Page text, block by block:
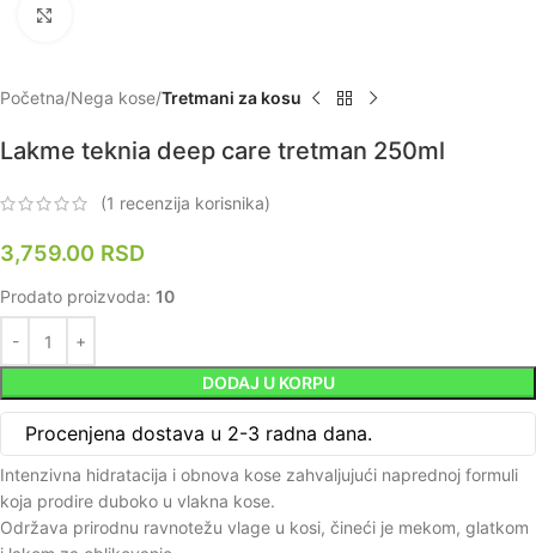
Početna Nega kose Tretmani za kosu
Lakme teknia deep care tretman 250ml
(1 recenzija korisnika)
3,759.00 RSD
Prodato proizvoda: 10
DODAJ U KORPU
Procenjena dostava u 2-3 radna dana.
Intenzivna hidratacija i obnova kose zahvaljujući naprednoj formuli
koja prodire duboko u vlakna kose.
Održava prirodnu ravnotežu vlage u kosi, čineći je mekom, glatkom